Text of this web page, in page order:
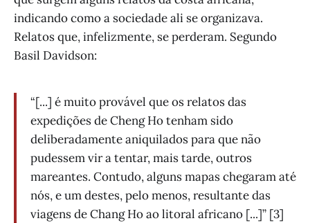
indicando como a sociedade ali se organizava.
Relatos que, infelizmente, se perderam. Segundo
Basil Davidson:
“[...] é muito provável que os relatos das
expedições de Cheng Ho tenham sido
deliberadamente aniquilados para que não
pudessem vir a tentar, mais tarde, outros
mareantes. Contudo, alguns mapas chegaram até
nós, e um destes, pelo menos, resultante das
viagens de Chang Ho ao litoral africano [...]” [3]